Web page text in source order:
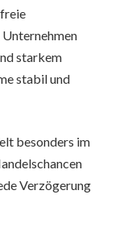
starkem
stabil und
besonders im
Verzögerung